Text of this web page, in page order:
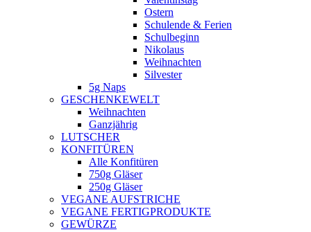
Ostern
Schulende & Ferien
Schulbeginn
Nikolaus
Weihnachten
Silvester
5g Naps
GESCHENKEWELT
Weihnachten
Ganzjährig
LUTSCHER
KONFITÜREN
Alle Konfitüren
750g Gläser
250g Gläser
VEGANE AUFSTRICHE
VEGANE FERTIGPRODUKTE
GEWÜRZE